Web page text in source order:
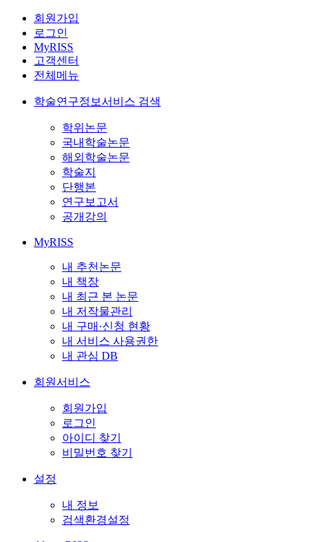
회원가입
로그인
MyRISS
고객센터
전체메뉴
학술연구정보서비스 검색
학위논문
국내학술논문
해외학술논문
학술지
단행본
연구보고서
공개강의
MyRISS
내 추천논문
내 책장
내 최근 본 논문
내 저작물관리
내 구매·신청 현황
내 서비스 사용권한
내 관심 DB
회원서비스
회원가입
로그인
아이디 찾기
비밀번호 찾기
설정
내 정보
검색환경설정